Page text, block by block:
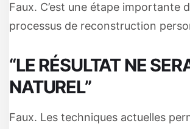
Faux. C’est une étape importante
processus de reconstruction
“LE RÉSULTAT NE
NATUREL”
Faux. Les techniques actuelles